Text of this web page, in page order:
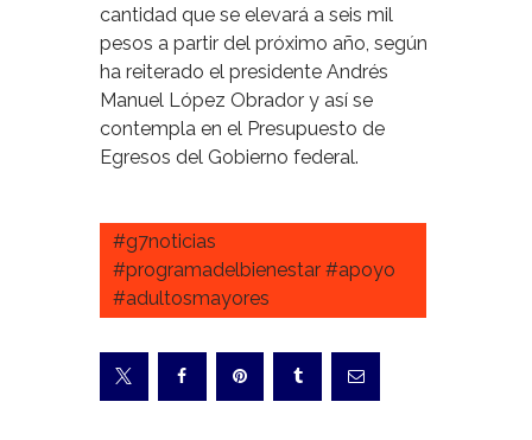
cantidad que se elevará a seis mil
pesos a partir del próximo año, según
ha reiterado el presidente Andrés
Manuel López Obrador y así se
contempla en el Presupuesto de
Egresos del Gobierno federal.
#g7noticias
#programadelbienestar #apoyo
#adultosmayores